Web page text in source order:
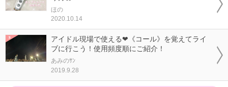
ほの
2020.10.14
アイドル現場で使える❤《コール》を覚えてライ
ブに行こう！使用頻度順にご紹介！
あみのｻﾝ
2019.9.28